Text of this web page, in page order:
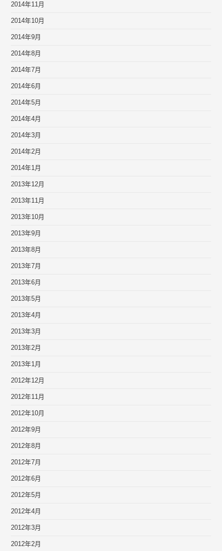
2014年11月
2014年10月
2014年9月
2014年8月
2014年7月
2014年6月
2014年5月
2014年4月
2014年3月
2014年2月
2014年1月
2013年12月
2013年11月
2013年10月
2013年9月
2013年8月
2013年7月
2013年6月
2013年5月
2013年4月
2013年3月
2013年2月
2013年1月
2012年12月
2012年11月
2012年10月
2012年9月
2012年8月
2012年7月
2012年6月
2012年5月
2012年4月
2012年3月
2012年2月